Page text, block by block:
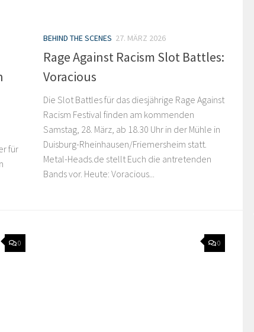
für
BEHIND THE SCENES 27. MÄRZ 2026
Rage Against Racism Slot Battles:
Voracious
Die Slot Battles für das diesjährige Rage Against
Racism Festival finden am kommenden
Samstag, 28. März, ab 18.30 Uhr in der Mühle in
Duisburg-Rheinhausen/Friemersheim statt.
Metal-Heads.de stellt Euch die antretenden
Bands vor. Heute: Voracious...
0 0